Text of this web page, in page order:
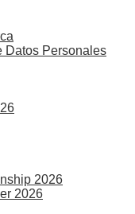
Datos Personales
2026
2026